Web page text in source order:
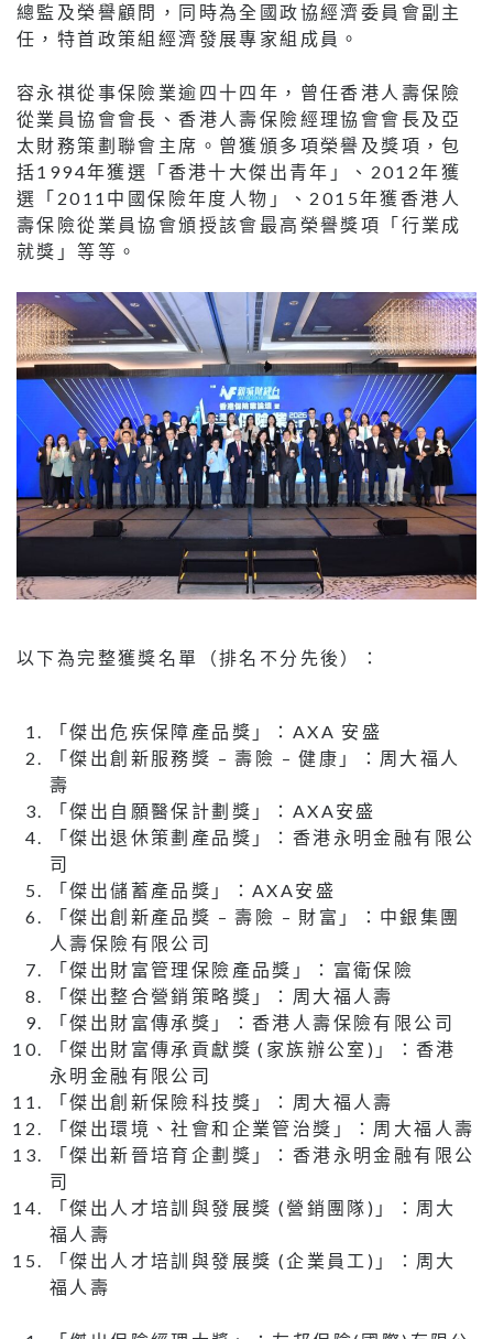
總監及榮譽顧問，同時為全國政協經濟委員會副主
任，特首政策組經濟發展專家組成員。
容永祺從事保險業逾四十四年，曾任香港人壽保險
從業員協會會長、香港人壽保險經理協會會長及亞
太財務策劃聯會主席。曾獲頒多項榮譽及獎項，包
括1994年獲選「香港十大傑出青年」、2012年獲
選「2011中國保險年度人物」、2015年獲香港人
壽保險從業員協會頒授該會最高榮譽獎項「行業成
就獎」等等。
以下為完整獲獎名單（排名不分先後）：
「傑出危疾保障產品獎」：AXA 安盛
「傑出創新服務獎 – 壽險 – 健康」：周大福人
壽
「傑出自願醫保計劃獎」：AXA安盛
「傑出退休策劃產品獎」：香港永明金融有限公
司
「傑出儲蓄產品獎」：AXA安盛
「傑出創新產品獎 – 壽險 – 財富」：中銀集團
人壽保險有限公司
「傑出財富管理保險產品獎」：富衛保險
「傑出整合營銷策略獎」：周大福人壽
「傑出財富傳承獎」：香港人壽保險有限公司
「傑出財富傳承貢獻獎 (家族辦公室)」：香港
永明金融有限公司
「傑出創新保險科技獎」：周大福人壽
「傑出環境、社會和企業管治獎」：周大福人壽
「傑出新晉培育企劃獎」：香港永明金融有限公
司
「傑出人才培訓與發展獎 (營銷團隊)」：周大
福人壽
「傑出人才培訓與發展獎 (企業員工)」：周大
福人壽